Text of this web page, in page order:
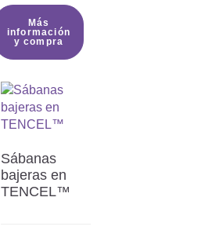
Más
información
y compra
Sábanas
bajeras en
TENCEL™